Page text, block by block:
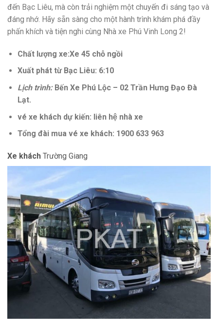
đến Bạc Liêu, mà còn trải nghiệm một chuyến đi sáng tạo và
đáng nhớ. Hãy sẵn sàng cho một hành trình khám phá đầy
phấn khích và tiện nghi cùng Nhà xe Phú Vinh Long 2!
Chất lượng xe:Xe 45 chỗ ngồi
Xuất phát từ Bạc Liêu: 6:10
Lịch trình:Bến Xe Phú Lộc – 02 Trần Hưng Đạo Đà
Lạt.
vé xe khách dự kiến: liên hệ nhà xe
Tổng đài mua vé xe khách: 1900 633 963
Xe khách Trường Giang